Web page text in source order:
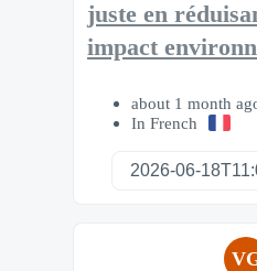
juste en
impact
about 1 month
In French